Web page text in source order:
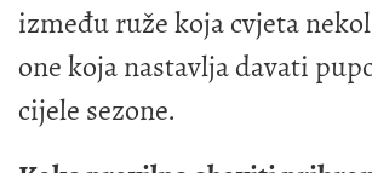
između ruže koja cvjeta
one koja nastavlja davati
cijele sezone.